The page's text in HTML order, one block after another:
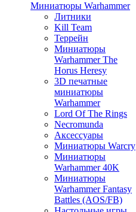
Миниатюры Warhammer
Литники
Kill Team
Террейн
Миниатюры
Warhammer The
Horus Heresy
3D печатные
миниатюры
Warhammer
Lord Of The Rings
Necromunda
Аксессуары
Миниатюры Warcry
Миниатюры
Warhammer 40K
Миниатюры
Warhammer Fantasy
Battles (AOS/FB)